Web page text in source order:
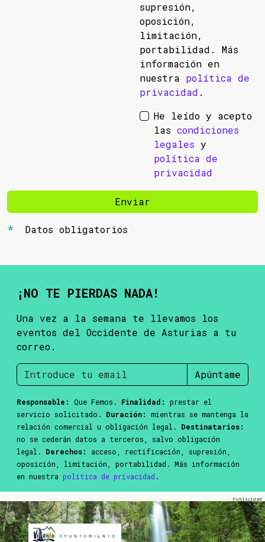
supresión,
oposición,
limitación,
portabilidad. Más
información en
nuestra política de
privacidad .
He leído y acepto
las condiciones
legales y
política de
privacidad
Enviar
Datos obligatorios
¡NO TE PIERDAS NADA!
Una vez a la semana te llevamos los
eventos del Occidente de Asturias a tu
correo.
Apúntame
Responsable: Que Femos. Finalidad:
prestar el
servicio solicitado. Duración:
mientras se mantenga la
relación comercial u obligación legal. Destinatarios:
no se cederán datos a terceros, salvo obligación
legal. Derechos:
acceso, rectificación, supresión,
oposición, limitación, portabilidad. Más información
en nuestra política de privacidad .